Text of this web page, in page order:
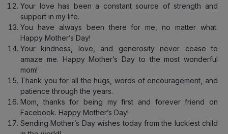
Your love has been a constant source of strength and
support in my life.
You have always been there for me, no matter what.
Happy Mother’s Day!
Your kindness, love, and generosity never cease to
amaze me. Happy Mother’s Day to the most wonderful
mom!
Thank you for all the hugs, words of encouragement, and
patience through the years.
Mom, thanks for being my first and forever friend on
Facebook. Happy Mother’s Day!
Sending Mother’s Day wishes today from the luckiest child